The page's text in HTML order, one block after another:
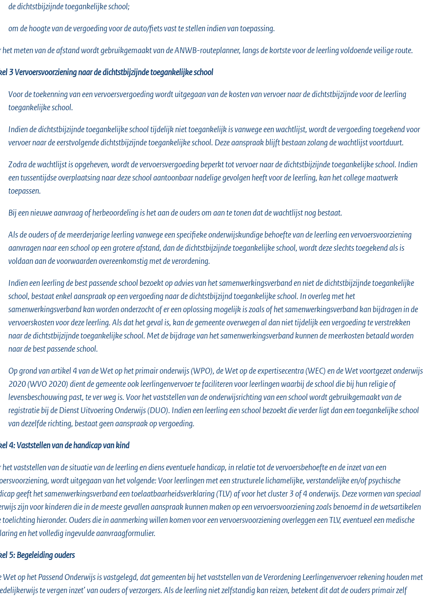
de dichtstbijzijnde toegankelijke school;
om de hoogte van de vergoeding voor de auto/fiets vast te stellen indien van toepassing.
het meten van de afstand wordt gebruikgemaakt van de ANWB-routeplanner, langs de kortste voor de leerling voldoende veilige route.
3 Vervoersvoorziening naar de dichtstbijzijnde toegankelijke school
Voor de toekenning van een vervoersvergoeding wordt uitgegaan van de kosten van vervoer naar de dichtstbijzijnde voor de leerling
toegankelijke school.
Indien de dichtstbijzijnde toegankelijke school tijdelijk niet toegankelijk is vanwege een wachtlijst, wordt de vergoeding toegekend voor
vervoer naar de eerstvolgende dichtstbijzijnde toegankelijke school. Deze aanspraak blijft bestaan zolang de wachtlijst voortduurt.
Zodra de wachtlijst is opgeheven, wordt de vervoersvergoeding beperkt tot vervoer naar de dichtstbijzijnde toegankelijke school. Indien
een tussentijdse overplaatsing naar deze school aantoonbaar nadelige gevolgen heeft voor de leerling, kan het college maatwerk
toepassen.
Bij een nieuwe aanvraag of herbeoordeling is het aan de ouders om aan te tonen dat de wachtlijst nog bestaat.
Als de ouders of de meerderjarige leerling vanwege een specifieke onderwijskundige behoefte van de leerling een vervoersvoorziening
aanvragen naar een school op een grotere afstand, dan de dichtstbijzijnde toegankelijke school, wordt deze slechts toegekend als is
voldaan aan de voorwaarden overeenkomstig met de verordening.
Indien een leerling de best passende school bezoekt op advies van het samenwerkingsverband en niet de dichtstbijzijnde toegankelijke
school, bestaat enkel aanspraak op een vergoeding naar de dichtstbijzijnd toegankelijke school. In overleg met het
samenwerkingsverband kan worden onderzocht of er een oplossing mogelijk is zoals of het samenwerkingsverband kan bijdragen in de
vervoerskosten voor deze leerling. Als dat het geval is, kan de gemeente overwegen al dan niet tijdelijk een vergoeding te verstrekken
naar de dichtstbijzijnde toegankelijke school. Met de bijdrage van het samenwerkingsverband kunnen de meerkosten betaald worden
naar de best passende school.
Op grond van artikel 4 van de Wet op het primair onderwijs (WPO), de Wet op de expertisecentra (WEC) en de Wet voortgezet onderwijs
2020 (WVO 2020) dient de gemeente ook leerlingenvervoer te faciliteren voor leerlingen waarbij de school die bij hun religie of
levensbeschouwing past, te ver weg is. Voor het vaststellen van de onderwijsrichting van een school wordt gebruikgemaakt van de
registratie bij de Dienst Uitvoering Onderwijs (DUO). Indien een leerling een school bezoekt die verder ligt dan een toegankelijke school
van dezelfde richting, bestaat geen aanspraak op vergoeding.
4: Vaststellen van de handicap van kind
het vaststellen van de situatie van de leerling en diens eventuele handicap, in relatie tot de vervoersbehoefte en de inzet van een
wordt uitgegaan van het volgende: Voor leerlingen met een structurele lichamelijke, verstandelijke en/of psychische
geeft het samenwerkingsverband een toelaatbaarheidsverklaring (TLV) af voor het cluster 3 of 4 onderwijs. Deze vormen van speciaal
zijn voor kinderen die in de meeste gevallen aanspraak kunnen maken op een vervoersvoorziening zoals benoemd in de wetsartikelen
toelichting hieronder. Ouders die in aanmerking willen komen voor een vervoersvoorziening overleggen een TLV, eventueel een medische
en het volledig ingevulde aanvraagformulier.
5: Begeleiding ouders
Wet op het Passend Onderwijs is vastgelegd, dat gemeenten bij het vaststellen van de Verordening Leerlingenvervoer rekening houden met
te vergen inzet’ van ouders of verzorgers. Als de leerling niet zelfstandig kan reizen, betekent dit dat de ouders primair zelf